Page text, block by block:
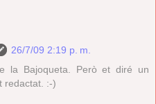
26/7/09 2:19 p. m.
la Bajoqueta. Però et diré un
redactat. :-)